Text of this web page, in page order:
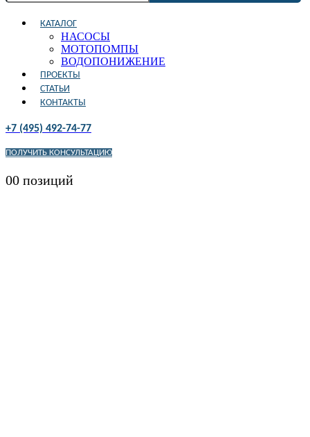
КАТАЛОГ
НАСОСЫ
МОТОПОМПЫ
ВОДОПОНИЖЕНИЕ
ПРОЕКТЫ
СТАТЬИ
КОНТАКТЫ
+7 (495) 492-74-77
ПОЛУЧИТЬ КОНСУЛЬТАЦИЮ
00 позиций